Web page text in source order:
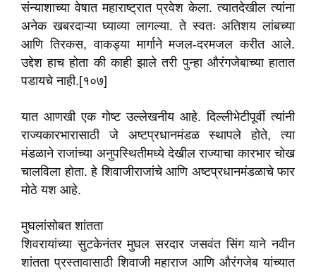
संन्याशाच्या वेषात महाराष्ट्रात प्रवेश केला. त्यातदेखील त्यांना
अनेक खबरदाऱ्या घ्याव्या लागल्या. ते स्वतः अतिशय लांबच्या
आणि तिरकस, वाकड्या मार्गाने मजल-दरमजल करीत आले.
उद्देश हाच होता की काही झाले तरी पुन्हा औरंगजेबाच्या हातात
पडायचे नाही.[१०७]
यात आणखी एक गोष्ट उल्लेखनीय आहे. दिल्लीभेटीपूर्वी त्यांनी
राज्यकारभारासाठी जे अष्टप्रधानमंडळ स्थापले होते, त्या
मंडळाने राजांच्या अनुपस्थितीमध्ये देखील राज्याचा कारभार चोख
चालविला होता. हे शिवाजीराजांचे आणि अष्टप्रधानमंडळाचे फार
मोठे यश आहे.
मुघलांसोबत शांतता
शिवरायांच्या सुटकेनंतर मुघल सरदार जसवंत सिंग याने नवीन
शांतता प्रस्तावासाठी शिवाजी महाराज आणि औरंगजेब यांच्यात